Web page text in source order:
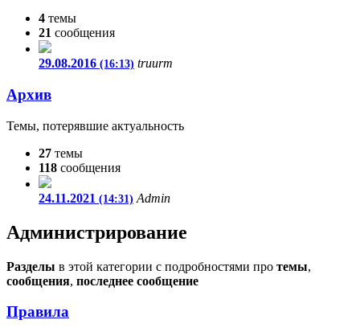
4 темы
21 сообщения
29.08.2016 (16:13) truurm
Архив
Темы, потерявшие актуальность
27 темы
118 сообщения
24.11.2021 (14:31) Admin
Администрирование
Разделы в этой категории с подробностями про темы,
сообщения, последнее сообщение
Правила